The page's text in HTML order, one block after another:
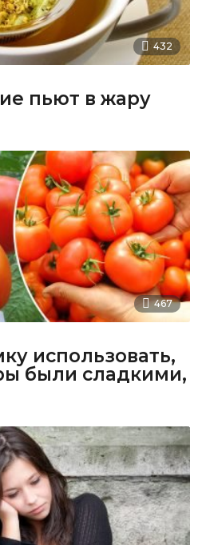
432
пьют в жару
467
использовать,
были сладкими,